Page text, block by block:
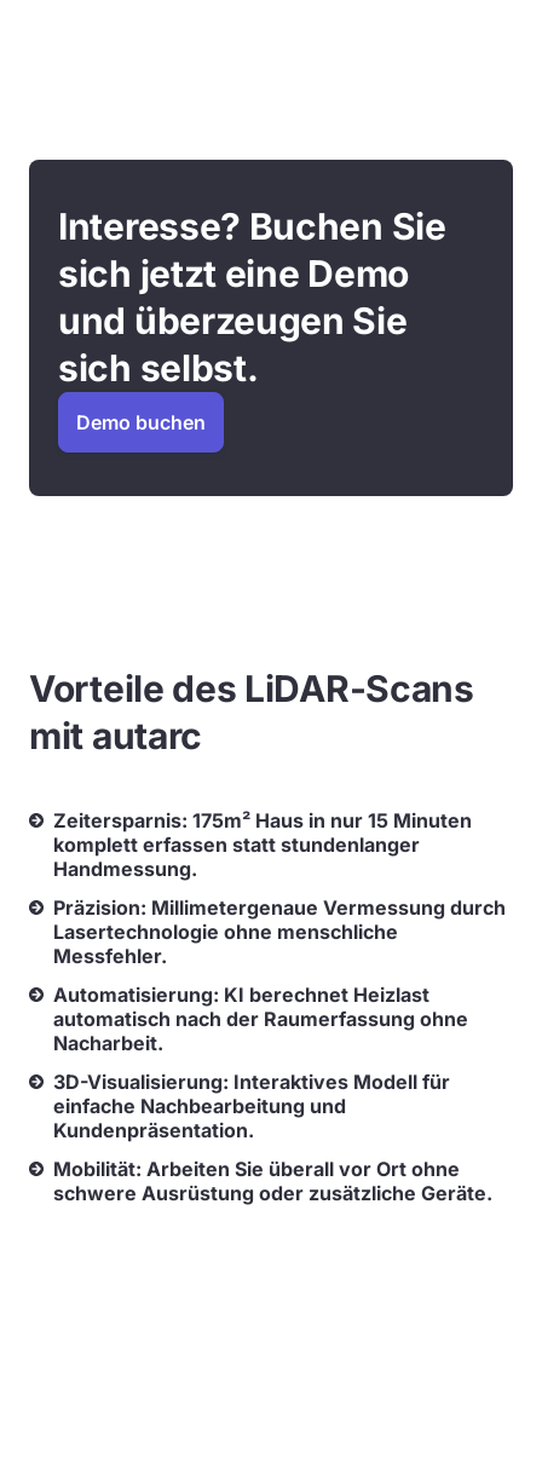
Interesse? Buchen Sie
sich jetzt eine Demo
und überzeugen Sie
sich selbst.
Demo buchen
Vorteile des LiDAR-Scans
mit autarc
Zeitersparnis: 175m² Haus in nur 15 Minuten
komplett erfassen statt stundenlanger
Handmessung.
Präzision: Millimetergenaue Vermessung durch
Lasertechnologie ohne menschliche
Messfehler.
Automatisierung: KI berechnet Heizlast
automatisch nach der Raumerfassung ohne
Nacharbeit.
3D-Visualisierung: Interaktives Modell für
einfache Nachbearbeitung und
Kundenpräsentation.
Mobilität: Arbeiten Sie überall vor Ort ohne
schwere Ausrüstung oder zusätzliche Geräte.